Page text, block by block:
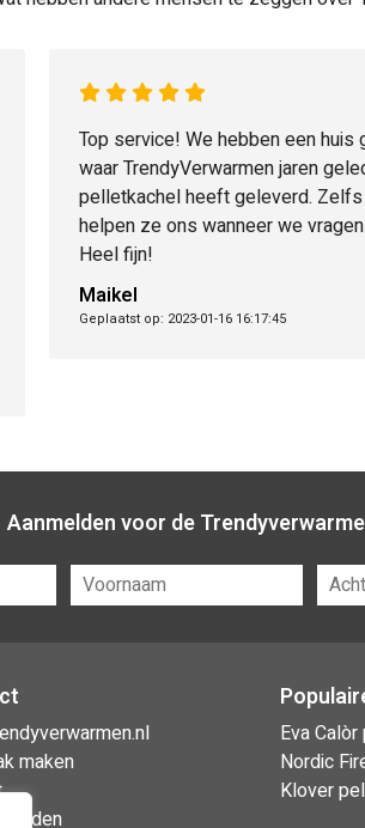
Top service! We hebben een huis
waar TrendyVerwarmen jaren
pelletkachel heeft geleverd. Zelfs
helpen ze ons wanneer we
Heel fijn!
Maikel
Geplaatst op: 2023-01-16 16:17:45
Aanmelden voor de
maken
Eva
Nordic
Klover